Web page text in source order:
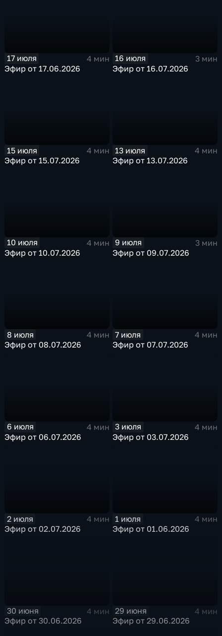
17 июля
4 мин
Эфир от 17.06.2026
16 июля
3 мин
Эфир от 16.07.2026
15 июля
4 мин
Эфир от 15.07.2026
13 июля
4 мин
Эфир от 13.07.2026
10 июля
4 мин
Эфир от 10.07.2026
9 июля
3 мин
Эфир от 09.07.2026
8 июля
4 мин
Эфир от 08.07.2026
7 июля
4 мин
Эфир от 07.07.2026
6 июля
4 мин
Эфир от 06.07.2026
3 июля
4 мин
Эфир от 03.07.2026
2 июля
4 мин
Эфир от 02.07.2026
1 июля
4 мин
Эфир от 01.06.2026
30 июня
4 мин
Эфир от 30.06.2026
29 июня
4 мин
Эфир от 29.06.2026